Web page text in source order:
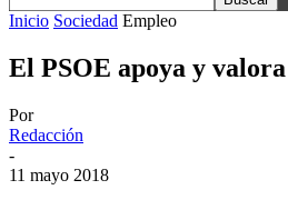
Inicio Sociedad Empleo
El PSOE apoya y
Por
Redacción
-
11 mayo 2018